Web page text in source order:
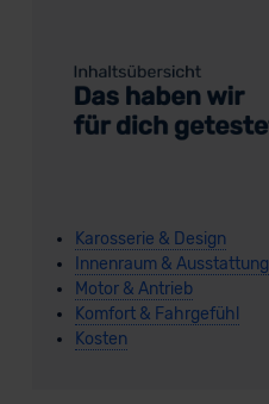
Karosserie & Design
Innenraum & Ausstattung
Motor & Antrieb
Komfort & Fahrgefühl
Kosten